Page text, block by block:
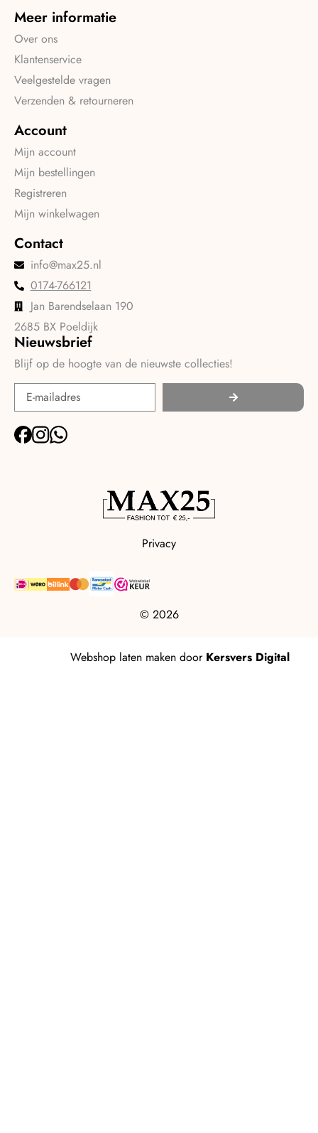
Meer informatie
Over ons
Klantenservice
Veelgestelde vragen
Verzenden & retourneren
Account
Mijn account
Mijn bestellingen
Registreren
Mijn winkelwagen
Contact
info@max25.nl
0174-766121
Jan Barendselaan 190
2685 BX Poeldijk
Nieuwsbrief
Blijf op de hoogte van de nieuwste collecties!
Privacy
© 2026
Webshop laten maken door Kersvers Digital